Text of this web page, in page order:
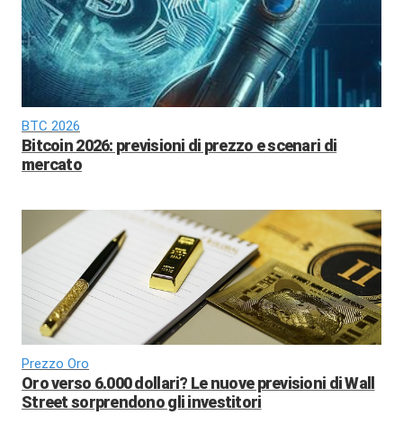
BTC 2026
Bitcoin 2026: previsioni di prezzo e scenari di
mercato
Prezzo Oro
Oro verso 6.000 dollari? Le nuove previsioni di Wall
Street sorprendono gli investitori